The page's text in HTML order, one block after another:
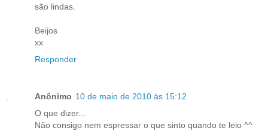
são lindas.
Beijos
xx
Responder
Anônimo 10 de maio de 2010 às 15:12
O que dizer...
Não consigo nem espressar o que sinto quando te leio ^^